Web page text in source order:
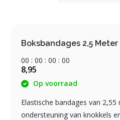
Boksbandages 2,5
00 :00 :00 :00
8,95
Op voorraad
Elastische bandages van
ondersteuning van knokkels